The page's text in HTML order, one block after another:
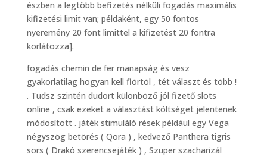
észben a legtöbb befizetés nélküli fogadás maximális
kifizetési limit van; példaként, egy 50 fontos
nyeremény 20 font limittel a kifizetést 20 fontra
korlátozza].
fogadás chemin de fer manapság és vesz
gyakorlatilag hogyan kell flörtöl , tét választ és több !
. Tudsz szintén dudort különböző jól fizető slots
online , csak ezeket a választást költséget jelentenek
módosított . játék stimuláló rések például egy Vega
négyszög betörés ( Qora ) , kedvező Panthera tigris
sors ( Drakó szerencsejáték ) , Szuper szacharizál